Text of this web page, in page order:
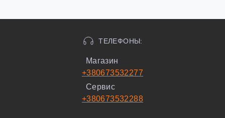
ТЕЛЕФОНЫ:
Магазин
+380673532277
Сервис
+380673532288